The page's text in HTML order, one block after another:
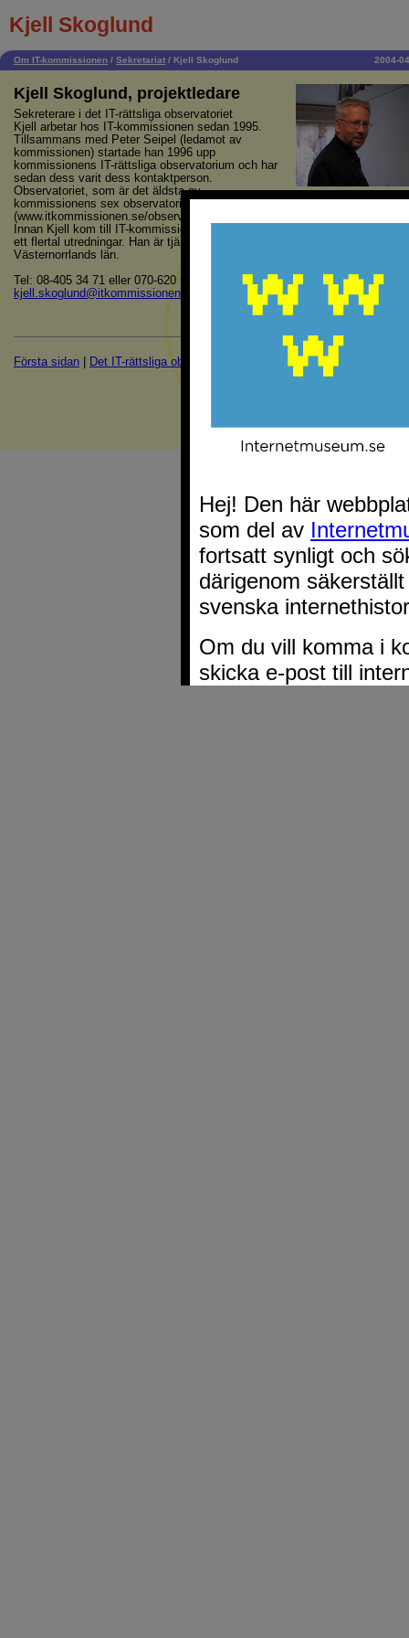
Kjell Skoglund
Om IT-kommissionen / Sekretariat / Kjell Skoglund 2004-
Kjell Skoglund, projektledare
Sekreterare i det IT-rättsliga observatoriet
Kjell arbetar hos IT-kommissionen sedan 1995.
Tillsammans med Peter Seipel (ledamot av
kommissionen) startade han 1996 upp
kommissionens IT-rättsliga observatorium och har
sedan dess varit dess kontaktperson.
Observatoriet, som är det äldsta av
kommissionens sex observatorier arbetar med frågor som rör IT och juridik
(www.itkommissionen.se/observ)
Innan Kjell kom till IT-kommissionen arbetade han som
ett flertal utredningar. Han är tjänstledig från sin domartjänst vid länsrätten
Västernorrlands län.
Tel: 08-405 34 71 eller 070-620 54 77
kjell.skoglund@itkommissionen.se
Första sidan Det IT-rättsliga observatoriet